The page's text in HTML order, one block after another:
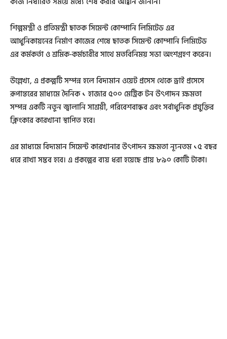
শিল্পমন্ত্রী ও প্রতিমন্ত্রী ছাতক সিমেন্ট কোম্পানি লিমিটেড এর
আধুনিকায়নের নির্মাণ কাজের শেষে ছাতক সিমেন্ট কোম্পানি লিমিটেড
এর কর্মকর্তা ও শ্রমিক-কর্মচারীর সাথে মতবিনিময় সভা অংশগ্রহণ করেন।
উল্লেখ্য, এ প্রকল্পটি সম্পন্ন হলে বিদ্যমান ওয়েট প্রসেস থেকে ড্রাই প্রসেসে
রূপান্তরের মাধ্যমে দৈনিক ১ হাজার ৫০০ মেট্রিক টন উৎপাদন ক্ষমতা
সম্পন্ন একটি নতুন জ্বালানি সাশ্রয়ী, পরিবেশবান্ধব এবং সর্বাধুনিক প্রযুক্তির
ক্লিংকার কারখানা স্থাপিত হবে।
এর মাধ্যমে বিদ্যমান সিমেন্ট কারখানার উৎপাদন ক্ষমতা ন্যূনতম ১৫ বছর
ধরে রাখা সম্ভব হবে। এ প্রকল্পের ব্যয় ধরা হয়েছে প্রায় ৮৯০ কোটি টাকা।